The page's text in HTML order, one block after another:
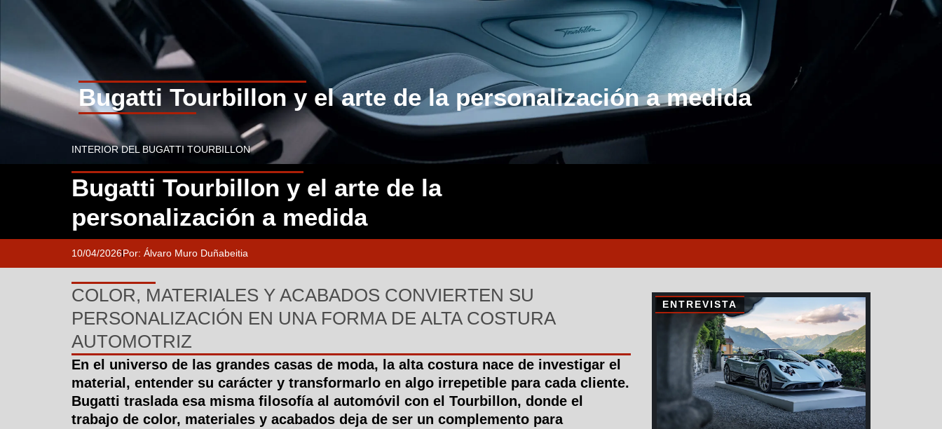
Bugatti Tourbillon y el arte de la personalización a medida
INTERIOR DEL BUGATTI TOURBILLON
Bugatti Tourbillon y el arte de la
personalización a medida
10/04/2026Por: Álvaro Muro Duñabeitia
COLOR, MATERIALES Y ACABADOS CONVIERTEN SU
PERSONALIZACIÓN EN UNA FORMA DE ALTA COSTURA
AUTOMOTRIZ
En el universo de las grandes casas de moda, la alta costura nace de investigar el
material, entender su carácter y transformarlo en algo irrepetible para cada cliente.
Bugatti traslada esa misma filosofía al automóvil con el Tourbillon, donde el
trabajo de color, materiales y acabados deja de ser un complemento para
ENTREVISTA